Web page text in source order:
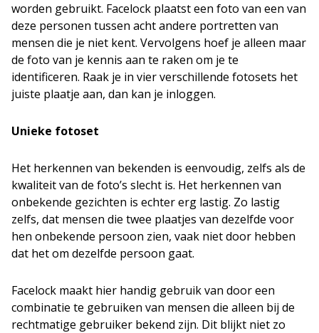
worden gebruikt. Facelock plaatst een foto van een van
deze personen tussen acht andere portretten van
mensen die je niet kent. Vervolgens hoef je alleen maar
de foto van je kennis aan te raken om je te
identificeren. Raak je in vier verschillende fotosets het
juiste plaatje aan, dan kan je inloggen.
Unieke fotoset
Het herkennen van bekenden is eenvoudig, zelfs als de
kwaliteit van de foto’s slecht is. Het herkennen van
onbekende gezichten is echter erg lastig. Zo lastig
zelfs, dat mensen die twee plaatjes van dezelfde voor
hen onbekende persoon zien, vaak niet door hebben
dat het om dezelfde persoon gaat.
Facelock maakt hier handig gebruik van door een
combinatie te gebruiken van mensen die alleen bij de
rechtmatige gebruiker bekend zijn. Dit blijkt niet zo